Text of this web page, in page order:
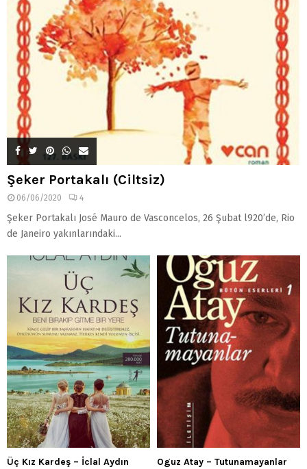
Şeker Portakalı (Ciltsiz)
06/06/2020 4
Şeker Portakalı José Mauro de Vasconcelos, 26 Şubat l920’de, Rio
de Janeiro yakınlarındaki...
Üç Kız Kardeş – İclal Aydın Oguz Atay – Tutunamayanlar